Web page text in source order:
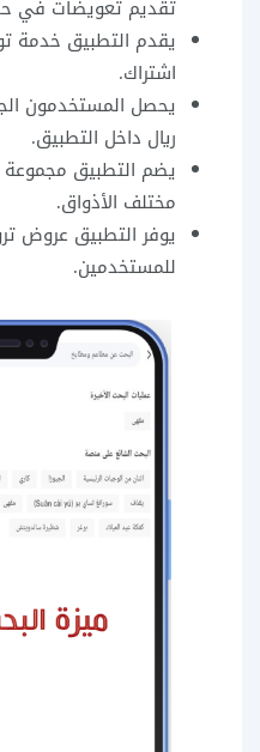
تقديم تعويضات في
يقدم التطبيق خدمة
اشتراك.
ريال داخل التطبيق.
يضم التطبيق مجموعة
مختلف الأذواق.
يوفر التطبيق عروض
للمستخدمين.